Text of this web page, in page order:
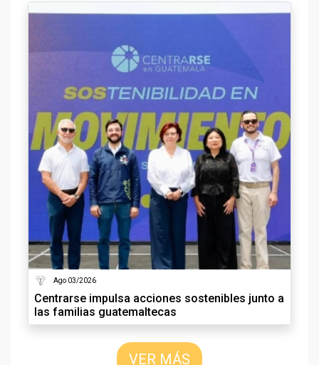
Ago 03/2026
Centrarse impulsa acciones sostenibles junto a
las familias guatemaltecas
VER MÁS